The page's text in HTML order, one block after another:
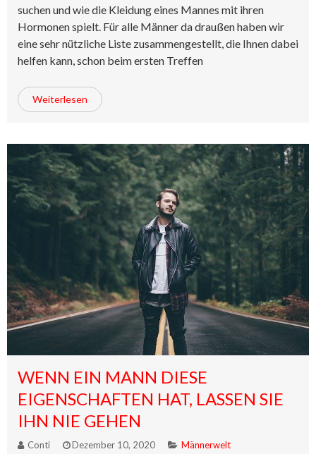
suchen und wie die Kleidung eines Mannes mit ihren
Hormonen spielt. Für alle Männer da draußen haben wir
eine sehr nützliche Liste zusammengestellt, die Ihnen dabei
helfen kann, schon beim ersten Treffen
Weiterlesen
WENN EIN MANN DIESE
EIGENSCHAFTEN HAT, LASSEN SIE
IHN NIE GEHEN
Conti Dezember 10, 2020 Männerwelt